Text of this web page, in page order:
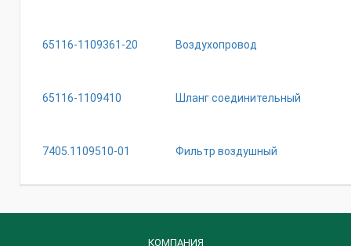
65116-1109361-20 Воздухопровод
65116-1109410 Шланг соединительный
7405.1109510-01 Фильтр воздушный
КОМПАНИЯ